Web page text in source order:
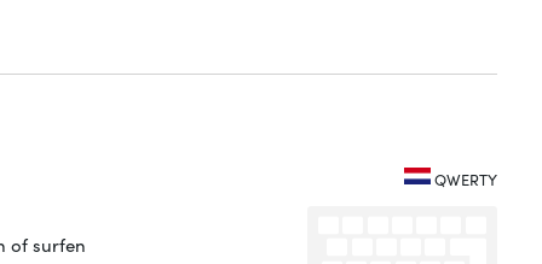
of surfen
QWERTY